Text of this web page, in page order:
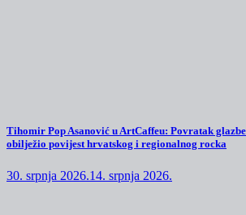
Tihomir Pop Asanović u ArtCaffeu: Povratak
obilježio povijest hrvatskog i regionalnog rocka
30. srpnja 2026.14. srpnja 2026.